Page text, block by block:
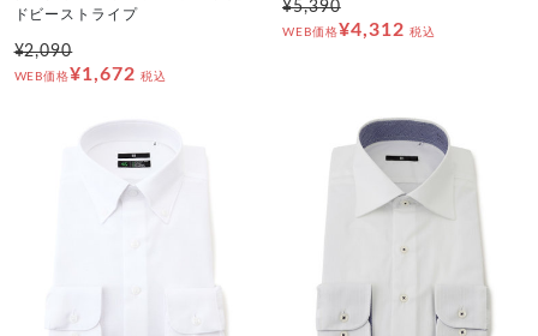
ドビーストライプ
¥2,090
WEB価格¥1,672 税込
¥5,390
WEB価格¥4,312 税込